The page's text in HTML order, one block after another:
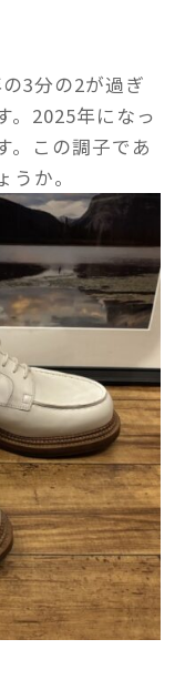
3分の2が過ぎ
。2025年になっ
。この調子であ
か。